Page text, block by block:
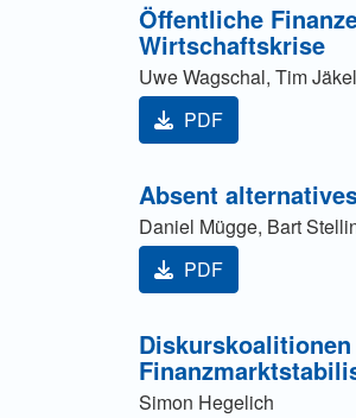
Öffentliche
Wirtschaftskrise
Uwe Wagschal, Tim Jäkel
PDF
Absent
Daniel Mügge, Bart
PDF
Simon Hegelich